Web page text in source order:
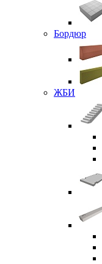
Бордюр
ЖБИ